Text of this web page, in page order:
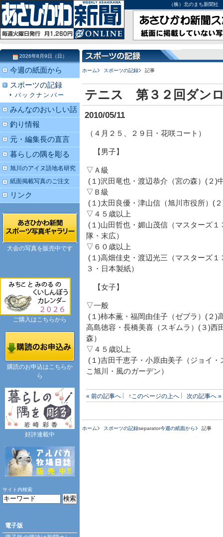
（株）北のまち新聞
ホーム スポーツの記録 記事
テニス 第３２回ダン
2010/05/11
（４月２５、２９日・花咲コート）
【男子】
▽Ａ級
(１)沢田竜也・渡辺恭介（宮の森）(２)
▽Ｂ級
(１)太田良優・津山信（旭川市役所）(
▽４５歳以上
(１)山田哲也・媚山茂信（マスターズ
隊・末広）
▽６０歳以上
(１)高畑佳史・渡辺光三（マスターズ
３・日本製紙）
【女子】
▽一般
(１)柿本薫・福岡由佳子（ゼブラ）(２)
高島徳容・長橋美喜（スギムラ）(３)西
森）
▽４５歳以上
(１)吉田千恵子・小原由美子（ジョイ
こ旭川・風のガーデン）
« 前の記事へ ↑このページの上へ 次の記事へ »
ホーム スポーツの記録separator今週の紙面から 記事
2026年8月9日（日）
今週の紙面から
スポーツの記録
バックナンバー
みんなのおいしい話
釣り情報
元・編集長の直言
暮らしの隅を彫る
旭川のアイヌ語地名研究
紙面掲載写真のご注文
リンク
大会の写真を販売中です
ご購入はこちらから
購読のお申込はこちらか
ら
好評連載中
サイト内検索
電子版